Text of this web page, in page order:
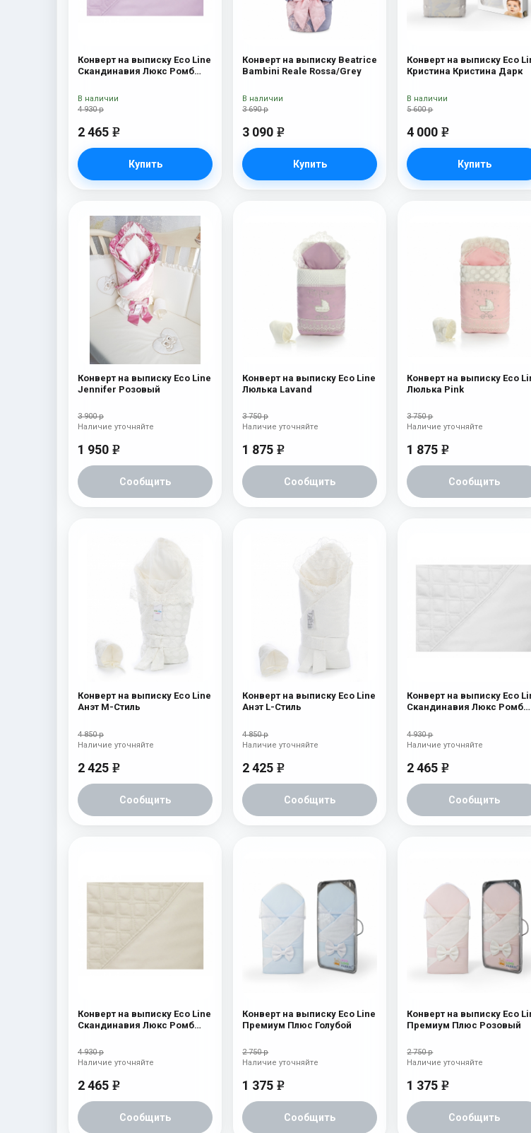
Конверт на выписку Eco Line
Скандинавия Люкс Ромб
4 930 р
2 465 e
Купить
В наличии
Конверт на выписку Beatrice
Bambini Reale Rossa/Grey
3 690 р
3 090 e
Купить
В наличии
Конверт на выписку Eco
Кристина Кристина Дарк
5 600 р
4 000 e
Купить
В наличии
Конверт на выписку Eco Line
Jennifer Розовый
3 900 р
1 950 e
Сообщить
Наличие уточняйте
Конверт на выписку Eco Line
Люлька Lavand
3 750 р
1 875 e
Сообщить
Наличие уточняйте
Конверт на выписку Eco
Люлька Pink
3 750 р
1 875 e
Сообщить
Наличие уточняйте
Конверт на выписку Eco Line
Анэт M-Стиль
4 850 р
2 425 e
Сообщить
Наличие уточняйте
Конверт на выписку Eco Line
Анэт L-Стиль
4 850 р
2 425 e
Сообщить
Наличие уточняйте
Конверт на выписку Eco
Скандинавия Люкс Ромб
4 930 р
2 465 e
Сообщить
Наличие уточняйте
Конверт на выписку Eco Line
Скандинавия Люкс Ромб
4 930 р
2 465 e
Сообщить
Наличие уточняйте
Конверт на выписку Eco Line
Премиум Плюс Голубой
2 750 р
1 375 e
Сообщить
Наличие уточняйте
Конверт на выписку Eco
Премиум Плюс Розовый
2 750 р
1 375 e
Сообщить
Наличие уточняйте